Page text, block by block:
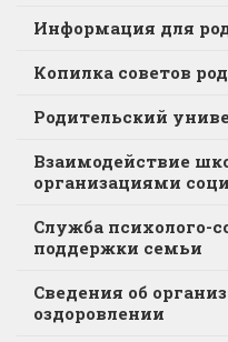
Информация для
Копилка советов
Родительский
Взаимодействие
организациями
Служба психолого-
поддержки семьи
Сведения об
оздоровлении